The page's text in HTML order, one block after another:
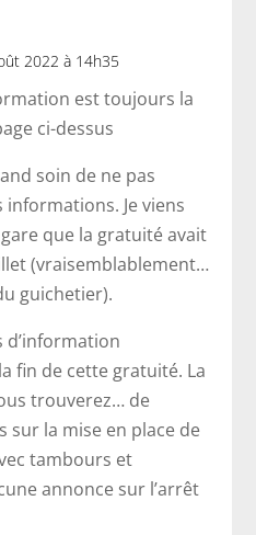
2022 à 14h35
est toujours la
ci-dessus
soin de ne pas
Je viens
que la gratuité avait
(vraisemblablement…
guichetier).
d’information
fin de cette gratuité. La
trouverez… de
sur la mise en place de
tambours et
annonce sur l’arrêt